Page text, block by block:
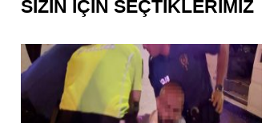
SİZİN İÇİN SEÇTİKLERİMİZ